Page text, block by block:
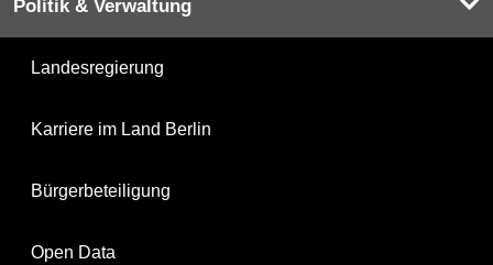
Politik & Verwaltung
Landesregierung
Karriere im Land Berlin
Bürgerbeteiligung
Open Data